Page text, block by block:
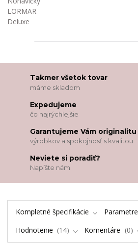
Takmer všetok tovar
máme skladom
Expedujeme
čo najrýchlejšie
Garantujeme Vám originalitu
výrobkov a spokojnosť s kvalitou
Neviete si poradiť?
Napíšte nám
Kompletné špecifikácie
Parametre
Hodnotenie
14 Komentáre 0